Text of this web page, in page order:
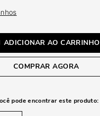
ADICIONAR AO CARRINHO
COMPRAR AGORA
pode encontrar este produto: